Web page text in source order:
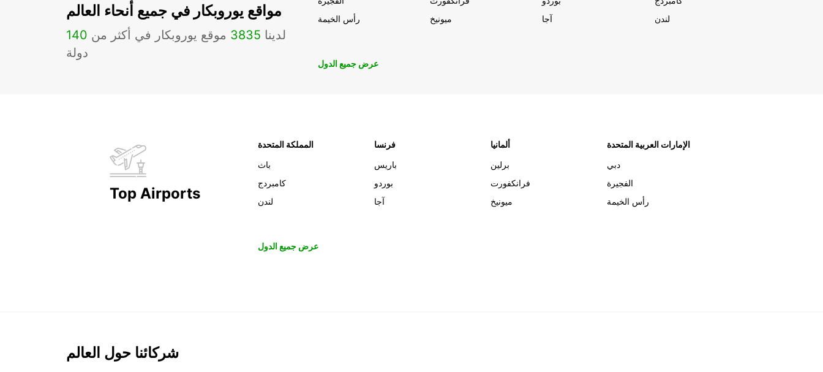
مواقع يوروبكار في جميع أنحاء العالم
لدينا 3835 موقع يوروبكار في أكثر من 140
دولة
رأس الخيمة
ميونيخ
آجا
لندن
عرض جميع الدول
Top Airports
المملكة المتحدة
باث
كامبردج
لندن
فرنسا
باريس
بوردو
آجا
ألمانيا
برلين
فرانكفورت
ميونيخ
الإمارات العربية المتحدة
دبي
الفجيرة
رأس الخيمة
عرض جميع الدول
شركائنا حول العالم